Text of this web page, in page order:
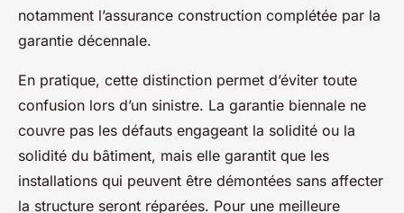
notamment l’assurance construction complétée par la
garantie décennale.
En pratique, cette distinction permet d’éviter toute
confusion lors d’un sinistre. La garantie biennale ne
couvre pas les défauts engageant la solidité ou la
solidité du bâtiment, mais elle garantit que les
installations qui peuvent être démontées sans affecter
la structure seront réparées. Pour une meilleure